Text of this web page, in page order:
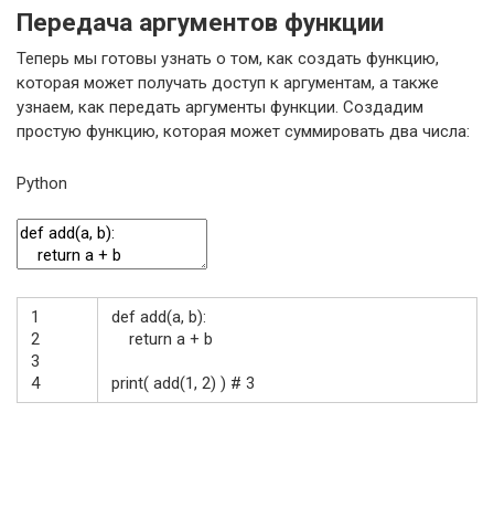
Передача аргументов функции
Теперь мы готовы узнать о том, как создать функцию,
которая может получать доступ к аргументам, а также
узнаем, как передать аргументы функции. Создадим
простую функцию, которая может суммировать два числа:
Python
1
2
3
4
def add(a, b):
return a + b
print( add(1, 2) ) # 3